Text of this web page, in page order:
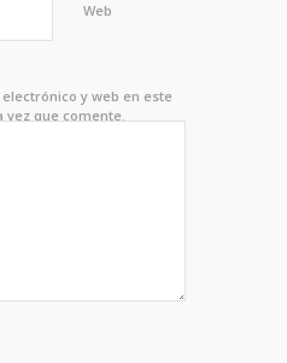
Web
y web en este
que comente.